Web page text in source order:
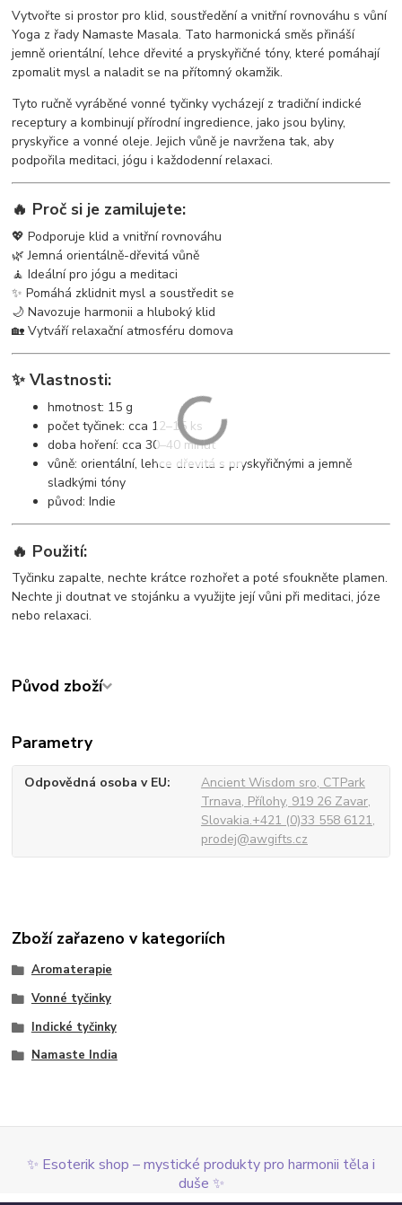
Vytvořte si prostor pro klid, soustředění a vnitřní rovnováhu s vůní
Yoga z řady Namaste Masala. Tato harmonická směs přináší
jemně orientální, lehce dřevité a pryskyřičné tóny, které pomáhají
zpomalit mysl a naladit se na přítomný okamžik.
Tyto ručně vyráběné vonné tyčinky vycházejí z tradiční indické
receptury a kombinují přírodní ingredience, jako jsou byliny,
pryskyřice a vonné oleje. Jejich vůně je navržena tak, aby
podpořila meditaci, jógu i každodenní relaxaci.
🔥 Proč si je zamilujete:
💖 Podporuje klid a vnitřní rovnováhu
🌿 Jemná orientálně-dřevitá vůně
🧘 Ideální pro jógu a meditaci
✨ Pomáhá zklidnit mysl a soustředit se
🌙 Navozuje harmonii a hluboký klid
🏡 Vytváří relaxační atmosféru domova
✨ Vlastnosti:
hmotnost: 15 g
počet tyčinek: cca 12–15 ks
doba hoření: cca 30–40 minut
vůně: orientální, lehce dřevitá s pryskyřičnými a jemně
sladkými tóny
původ: Indie
🔥 Použití:
Tyčinku zapalte, nechte krátce rozhořet a poté sfoukněte plamen.
Nechte ji doutnat ve stojánku a využijte její vůni při meditaci, józe
nebo relaxaci.
Původ zboží
Parametry
Odpovědná osoba v EU
Ancient Wisdom sro, CTPark
Trnava, Přílohy, 919 26 Zavar,
Slovakia.+421 (0)33 558 6121,
prodej@awgifts.cz
Zboží zařazeno v kategoriích
Aromaterapie
Vonné tyčinky
Indické tyčinky
Namaste India
✨ Esoterik shop – mystické produkty pro harmonii těla i
duše ✨